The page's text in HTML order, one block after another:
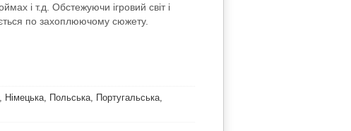
і т.д. Обстежуючи ігровий світ і
по захоплюючому сюжету.
Німецька, Польська, Португальська,